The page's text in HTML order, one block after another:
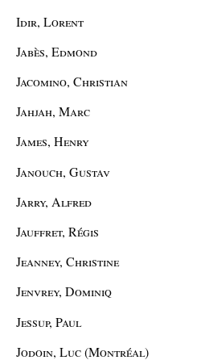
Idir, Lorent
Jabès, Edmond
Jacomino, Christian
Jahjah, Marc
James, Henry
Janouch, Gustav
Jarry, Alfred
Jauffret, Régis
Jeanney, Christine
Jenvrey, Dominiq
Jessup, Paul
Jodoin, Luc (Montréal)